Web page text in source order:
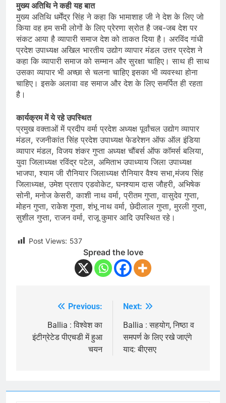
मुख्य अतिथि ने कही यह बात
मुख्य अतिथि धर्मेंद्र सिंह ने कहा कि भामाशाह जी ने देश के लिए जो
किया वह हम सभी लोगों के लिए प्रेरणा स्रोत है जब-जब देश पर
संकट आया है व्यापारी समाज देश को ताकत दिया है। अरविंद गांधी
प्रदेश उपाध्यक्ष अखिल भारतीय उद्योग व्यापार मंडल उत्तर प्रदेश ने
कहा कि व्यापारी समाज को सम्मान और सुरक्षा चाहिए। साथ ही साथ
उसका व्यापार भी अच्छा से चलना चाहिए इसका भी व्यवस्था होना
चाहिए। इसके अलावा वह समाज और देश के लिए समर्पित ही रहता
है।
कार्यक्रम में ये रहे उपस्थित
प्रमुख वक्ताओं में प्रदीप वर्मा प्रदेश अध्यक्ष पूर्वांचल उद्योग व्यापार
मंडल, रजनीकांत सिंह प्रदेश उपाध्यक्ष फेडरेशन ऑफ ऑल इंडिया
व्यापार मंडल, विजय शंकर गुप्ता अध्यक्ष चौंबर्स ऑफ कॉमर्स बलिया,
युवा जिलाध्यक्ष रविंद्र पटेल, अमिताभ उपाध्याय जिला उपाध्यक्ष
भाजपा, श्याम जी रौनियार जिलाध्यक्ष रौनियार वैश्य सभा,मंजय सिंह
जिलाध्यक्ष, उमेश प्रताप एडवोकेट, घनश्याम दास जौहरी, अभिषेक
सोनी, मनोज केसरी, काशी नाथ वर्मा, प्रीतम गुप्ता, वासुदेव गुप्ता,
मोहन गुप्ता, राकेश गुप्ता, शंभू नाथ वर्मा, छेदीलाल गुप्ता, मुरली गुप्ता,
सुशील गुप्ता, राजन वर्मा, राजू कुमार आदि उपस्थित रहे।
Post Views: 537
Spread the love
navigation
Previous:
Ballia : विश्वेश का
इंटीग्रेटेड पीएचडी में हुआ
चयन
Next:
Ballia : सहयोग, निष्ठा व
समपर्ण के लिए रखे जाएंगे
याद: बीएसए